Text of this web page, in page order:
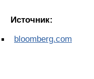
Источник:
bloomberg.com